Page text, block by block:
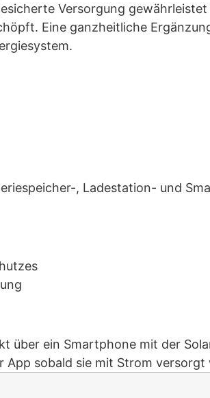
Versorgung
Eine ganzheitliche
, Ladestation- und
über ein Smartphone mit der
App sobald sie mit Strom versorgt